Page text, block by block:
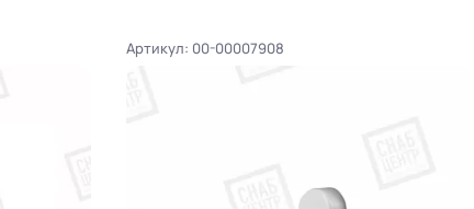
Артикул: 00-00007908